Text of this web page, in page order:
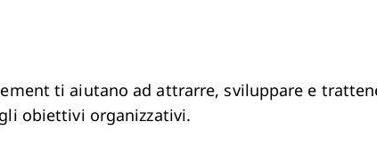
ti aiutano ad attrarre, sviluppare e
obiettivi organizzativi.